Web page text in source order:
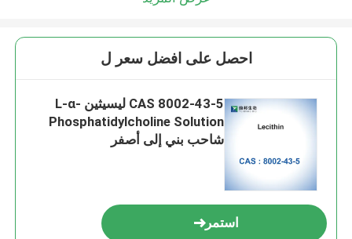
احصل على افضل سعر ل
CAS 8002-43-5 ليسيثين L-α-
Phosphatidylcholine Solution
شاحب بني إلى أصفر
استمر